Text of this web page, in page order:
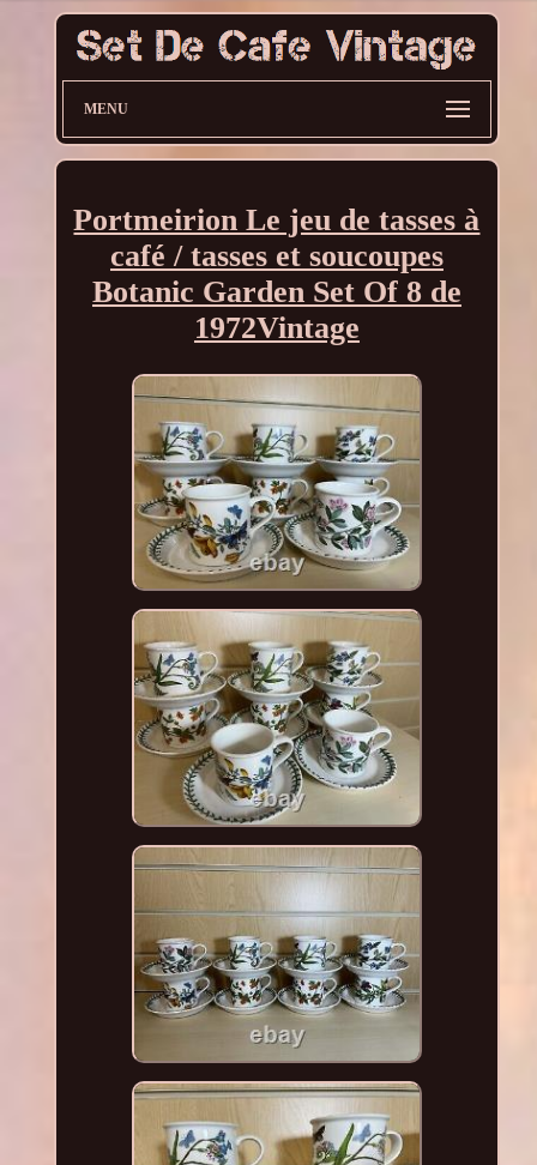
MENU
Portmeirion Le jeu de tasses à
café / tasses et soucoupes
Botanic Garden Set Of 8 de
1972Vintage